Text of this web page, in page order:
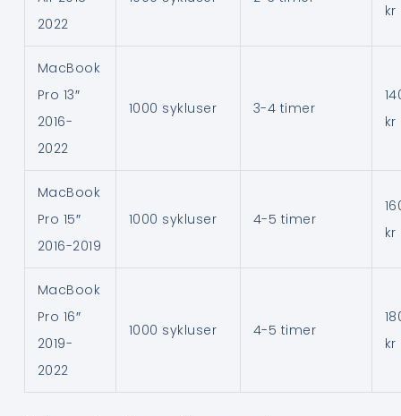
2022
kr
MacBook
Pro 13″
2016-
2022
1000 sykluser 3-4 timer
kr
MacBook
Pro 15″
2016-2019
1000 sykluser 4-5 timer
kr
MacBook
Pro 16″
2019-
2022
1000 sykluser 4-5 timer
kr